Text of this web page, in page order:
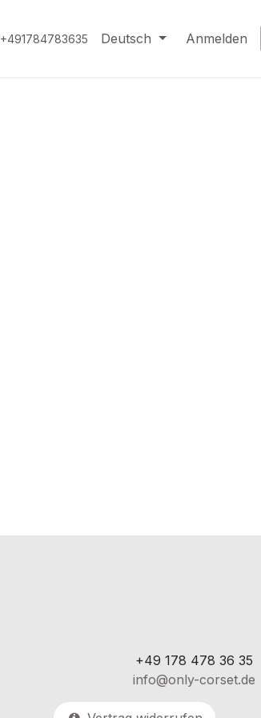
+491784783635 Deutsch Anmelden
+49 178 478 36 35
info@only-corset.de